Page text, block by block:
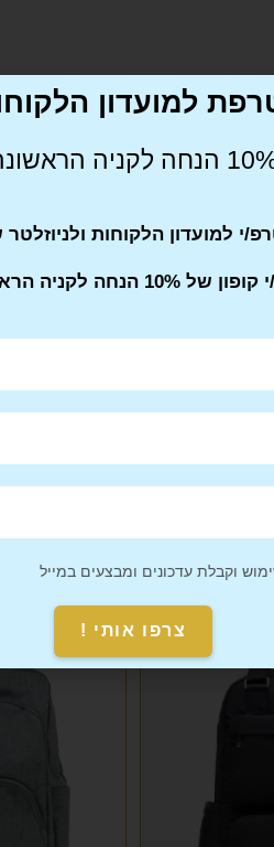
Share on
Facebook
למועדון
הנחה לקניה הראשונה
י למועדון הלקוחות ולניוזלטר
10% הנחה לקניה הראשונה!
וקבלת עדכונים ומבצעים במייל
צרפו אותי !